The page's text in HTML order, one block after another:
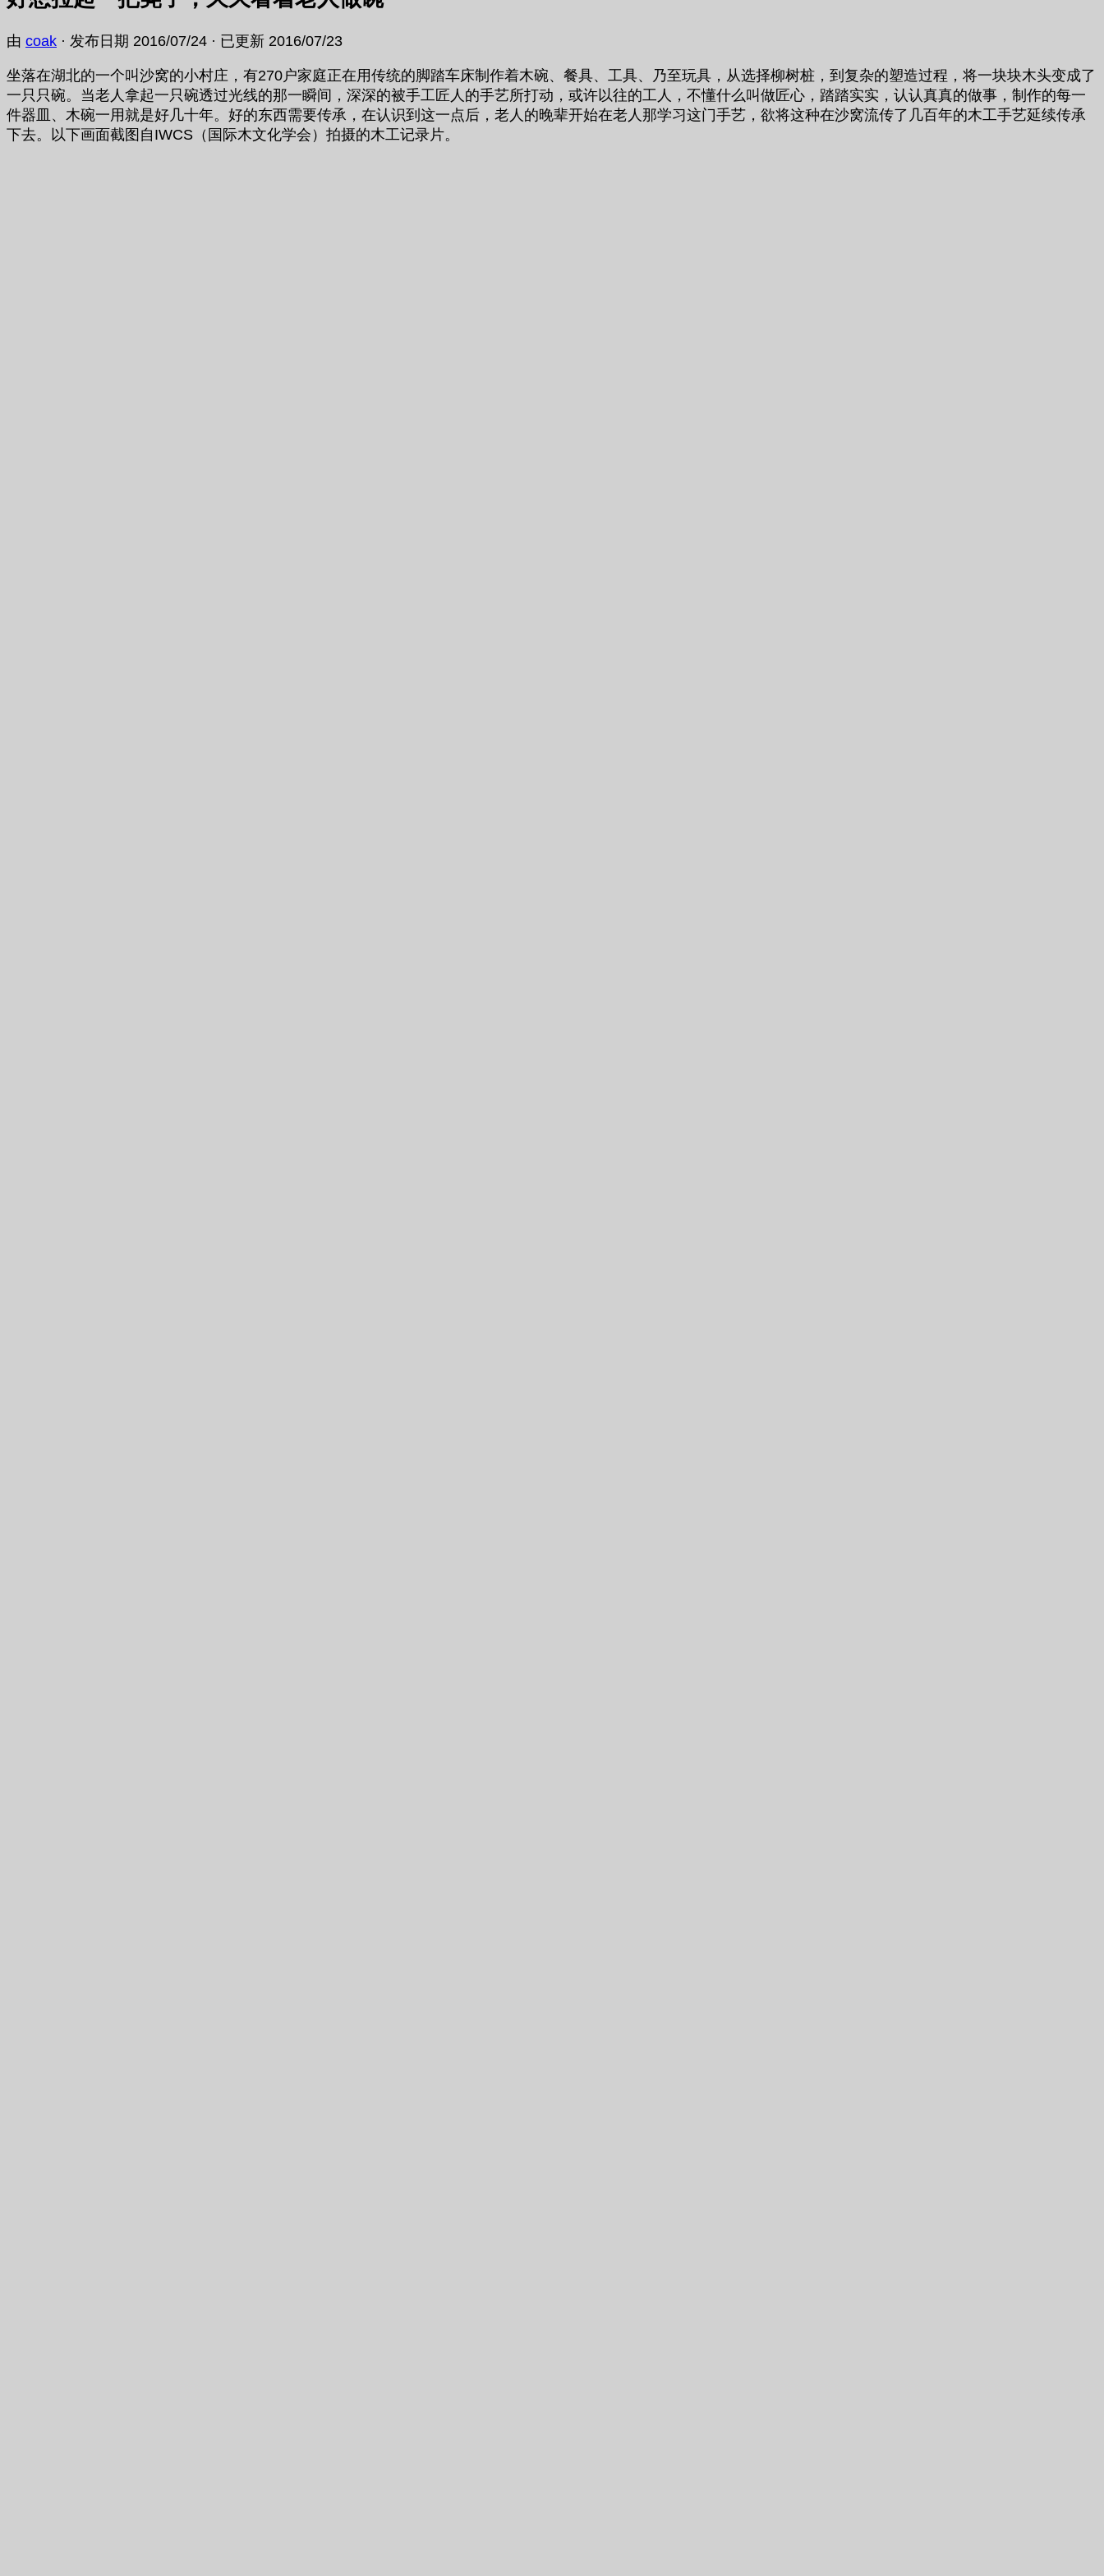
由 coak · 发布日期 2016/07/24 · 已更新 2016/07/23
坐落在湖北的一个叫沙窝的小村庄，有270户家庭正在用传统的脚踏车床制作着木碗、餐具、工具、乃至玩具，从选择柳树桩，到复杂的塑造过程，将一块块木头变成了
一只只碗。当老人拿起一只碗透过光线的那一瞬间，深深的被手工匠人的手艺所打动，或许以往的工人，不懂什么叫做匠心，踏踏实实，认认真真的做事，制作的每一
件器皿、木碗一用就是好几十年。好的东西需要传承，在认识到这一点后，老人的晚辈开始在老人那学习这门手艺，欲将这种在沙窝流传了几百年的木工手艺延续传承
下去。以下画面截图自IWCS（国际木文化学会）拍摄的木工记录片。